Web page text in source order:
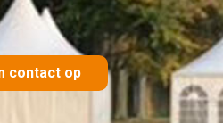
contact op